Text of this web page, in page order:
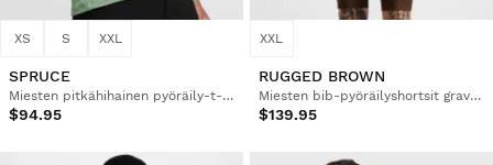
XS S XXL
SPRUCE
Miesten pitkähihainen pyöräily-t-paita graveliin
$94.95
XXL
RUGGED BROWN
Miesten bib-pyöräilyshortsit graveliin
$139.95